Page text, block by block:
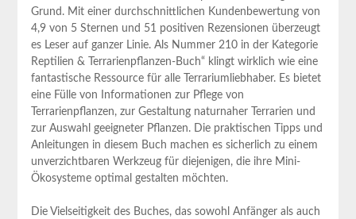
Grund. Mit einer durchschnittlichen Kundenbewertung von ​
4,9 ⁤von 5 ⁢Sternen und 51 positiven Rezensionen überzeugt
es Leser auf ganzer Linie. Als Nummer 210 in ⁤der Kategorie
Reptilien & Terrarienpflanzen-Buch“ klingt wirklich ‍wie eine
fantastische Ressource für alle Terrariumliebhaber. Es bietet
eine Fülle von ‍Informationen zur Pflege von
Terrarienpflanzen, zur Gestaltung naturnaher Terrarien und
zur Auswahl geeigneter Pflanzen. Die praktischen Tipps und
​Anleitungen in diesem ​Buch machen es sicherlich zu einem
unverzichtbaren Werkzeug für ⁤diejenigen, die ihre Mini-
Ökosysteme optimal gestalten möchten.
Die Vielseitigkeit des Buches, das sowohl Anfänger ‌als auch